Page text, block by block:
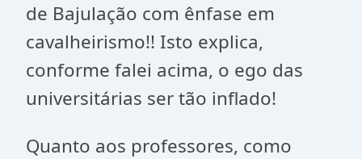
de Bajulação com ênfase em
cavalheirismo!! Isto explica,
conforme falei acima, o ego das
universitárias ser tão inflado!
Quanto aos professores, como